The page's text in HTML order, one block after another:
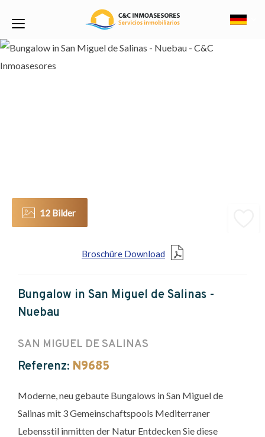
12 Bilder
Broschüre Download
Bungalow in San Miguel de Salinas -
Nuebau
SAN MIGUEL DE SALINAS
Referenz: N9685
Moderne, neu gebaute Bungalows in San Miguel de
Salinas mit 3 Gemeinschaftspools Mediterraner
Lebensstil inmitten der Natur Entdecken Sie diese